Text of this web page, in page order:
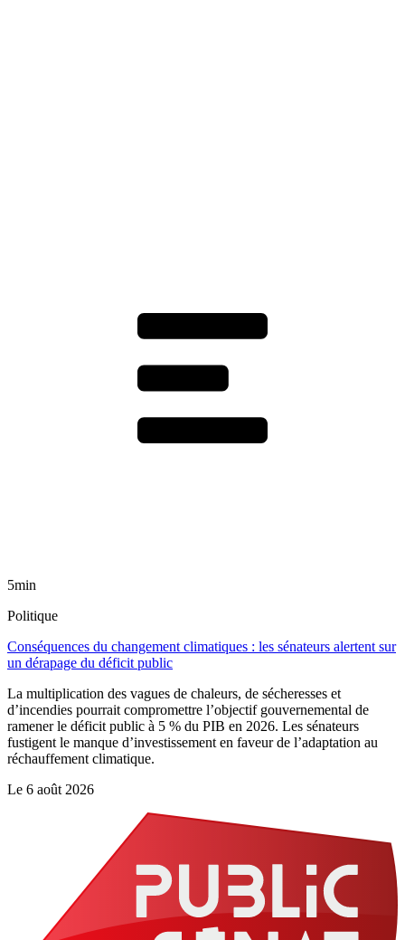
5min
Politique
Conséquences du changement climatiques : les sénateurs alertent sur
un dérapage du déficit public
La multiplication des vagues de chaleurs, de sécheresses et
d’incendies pourrait compromettre l’objectif gouvernemental de
ramener le déficit public à 5 % du PIB en 2026. Les sénateurs
fustigent le manque d’investissement en faveur de l’adaptation au
réchauffement climatique.
Le 6 août 2026